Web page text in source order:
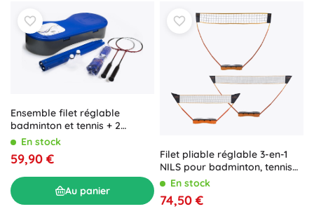
Ensemble filet réglable
badminton et tennis + 2
raquettes de badminton NILS
En stock
59,90 €
Au panier
Filet pliable réglable 3-en-1
NILS pour badminton, tennis
et volley-ball
En stock
74,50 €